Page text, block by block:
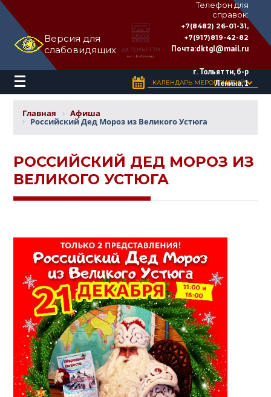
Версия для
слабовидящих
ДВОРЕЦ
КУЛЬТУРЫ
«ТОЛЬЯТТИ»
имени
Телефон для
справок:
+7(8482) 26-01-31,
+7(917)819-42-82
Почта:dktgl@mail.ru
г. Тольятти, б-р
Ленина, 1
КАЛЕНДАРЬ МЕРОПРИЯТИЙ
Главная Афиша
Российский Дед Мороз из Великого Устюга
РОССИЙСКИЙ ДЕД МОРОЗ ИЗ
ВЕЛИКОГО УСТЮГА